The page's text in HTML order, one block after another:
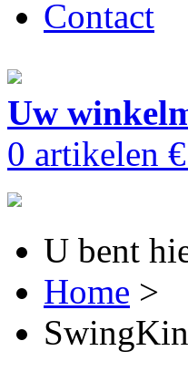
Contact
Uw
0 artikelen
U bent
Home >